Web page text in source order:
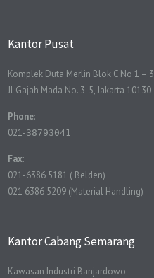
Kantor Pusat
Komplek Duta Merlin Blok C No 1 – 3
Jl Gajah Mada No. 3-5, Jakarta 10130
Phone:
021-38793041
Fax:
021-6386 5181 ( Belden)
021 6386 5209 (Material Handling)
Kantor Cabang Semarang
Kawasan Industri Banjardowo